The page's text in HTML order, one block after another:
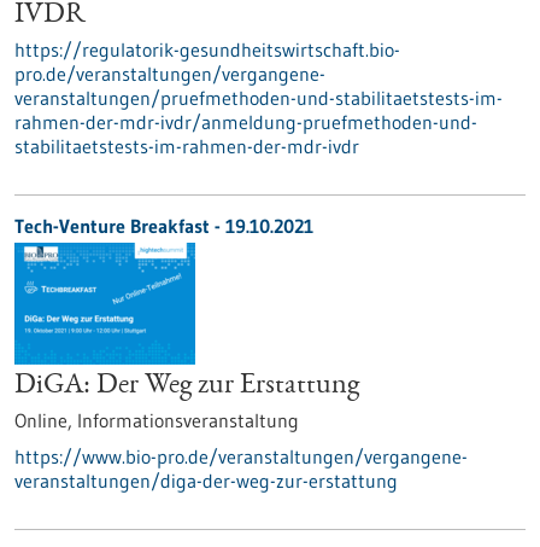
IVDR
https://regulatorik-gesundheitswirtschaft.bio-
pro.de/veranstaltungen/vergangene-
veranstaltungen/pruefmethoden-und-stabilitaetstests-im-
rahmen-der-mdr-ivdr/anmeldung-pruefmethoden-und-
stabilitaetstests-im-rahmen-der-mdr-ivdr
Tech-Venture Breakfast - 19.10.2021
DiGA: Der Weg zur Erstattung
Online, Informationsveranstaltung
https://www.bio-pro.de/veranstaltungen/vergangene-
veranstaltungen/diga-der-weg-zur-erstattung